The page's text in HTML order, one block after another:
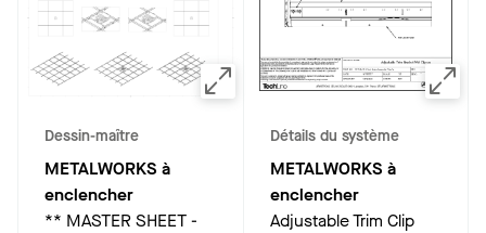
Dessin-maître
METALWORKS à
enclencher
** MASTER SHEET -
Détails du système
METALWORKS à
enclencher
Adjustable Trim Clip